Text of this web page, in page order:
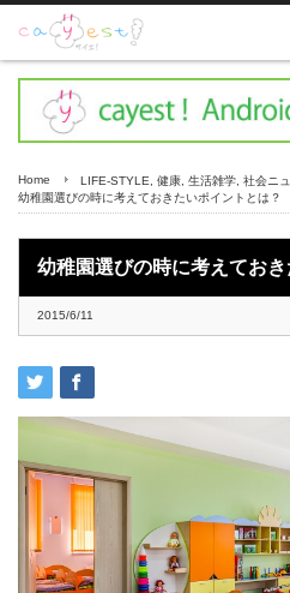
Home LIFE-STYLE 健康 生活雑学 社会ニ
幼稚園選びの時に考えておきたいポイントとは？
幼稚園選びの時に考えてお
2015/6/11